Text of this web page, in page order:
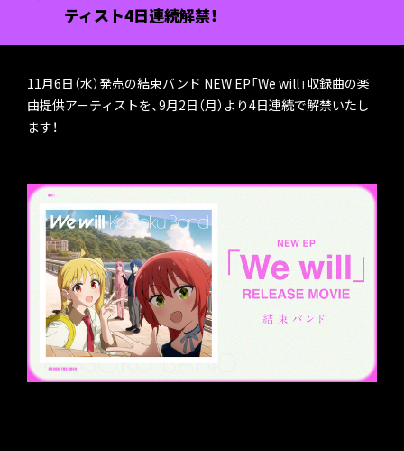
ティスト4日連続解禁！
11月6日（水）発売の結束バンド NEW EP「We will」収録曲の楽
曲提供アーティストを、9月2日（月）より4日連続で解禁いたし
ます！